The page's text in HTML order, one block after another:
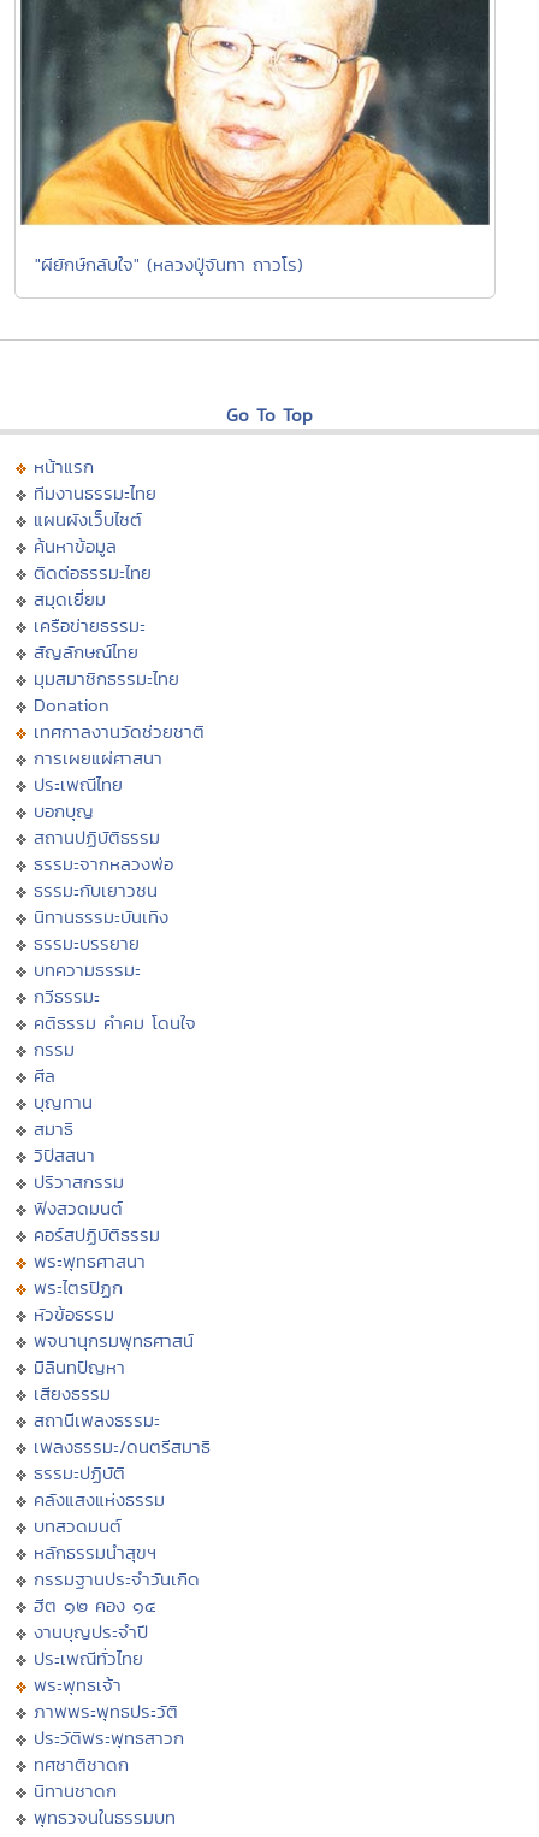
"ผียักษ์กลับใจ" (หลวงปู่จันทา ถาวโร)
Go To Top
หน้าแรก
ทีมงานธรรมะไทย
แผนผังเว็บไซต์
ค้นหาข้อมูล
ติดต่อธรรมะไทย
สมุดเยี่ยม
เครือข่ายธรรมะ
สัญลักษณ์ไทย
มุมสมาชิกธรรมะไทย
Donation
เทศกาลงานวัดช่วยชาติ
การเผยแผ่ศาสนา
ประเพณีไทย
บอกบุญ
สถานปฏิบัติธรรม
ธรรมะจากหลวงพ่อ
ธรรมะกับเยาวชน
นิทานธรรมะบันเทิง
ธรรมะบรรยาย
บทความธรรมะ
กวีธรรมะ
คติธรรม คำคม โดนใจ
กรรม
ศีล
บุญทาน
สมาธิ
วิปัสสนา
ปริวาสกรรม
ฟังสวดมนต์
คอร์สปฏิบัติธรรม
พระพุทธศาสนา
พระไตรปิฏก
หัวข้อธรรม
พจนานุกรมพุทธศาสน์
มิลินทปัญหา
เสียงธรรม
สถานีเพลงธรรมะ
เพลงธรรมะ/ดนตรีสมาธิ
ธรรมะปฏิบัติ
คลังแสงแห่งธรรม
บทสวดมนต์
หลักธรรมนำสุขฯ
กรรมฐานประจำวันเกิด
ฮีต ๑๒ คอง ๑๔
งานบุญประจำปี
ประเพณีทั่วไทย
พระพุทธเจ้า
ภาพพระพุทธประวัติ
ประวัติพระพุทธสาวก
ทศชาติชาดก
นิทานชาดก
พุทธวจนในธรรมบท